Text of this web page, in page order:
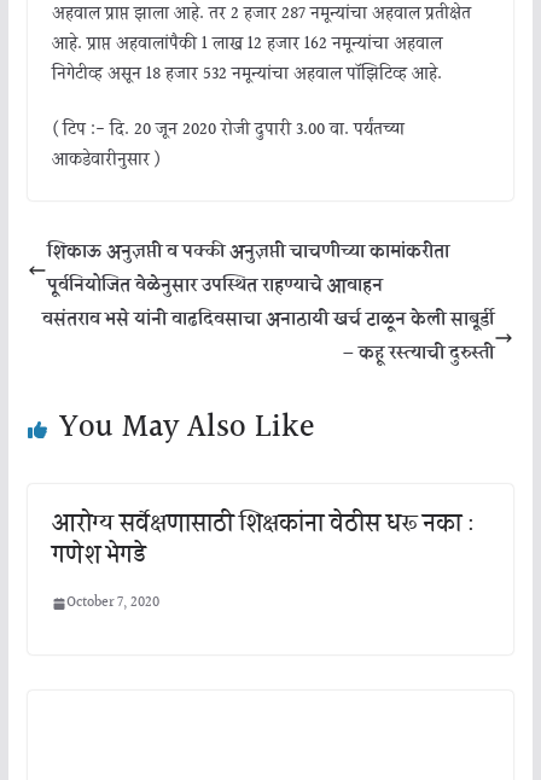
अहवाल प्राप्त झाला आहे. तर 2 हजार 287 नमून्यांचा अहवाल प्रतीक्षेत
आहे. प्राप्त अहवालांपैकी 1 लाख 12 हजार 162 नमून्यांचा अहवाल
निगेटीव्ह असून 18 हजार 532 नमून्यांचा अहवाल पॉझिटिव्ह आहे.
( टिप :- दि. 20 जून 2020 रोजी दुपारी 3.00 वा. पर्यंतच्या
आकडेवारीनुसार )
शिकाऊ अनुज्ञप्ती व पक्की अनुज्ञप्ती चाचणीच्या कामांकरीता
पूर्वनियोजित वेळेनुसार उपस्थित राहण्याचे आवाहन
वसंतराव भसे यांनी वाढदिवसाचा अनाठायी खर्च टाळून केली साबूर्डी
– कहू रस्त्याची दुरुस्ती
You May Also Like
आरोग्य सर्वेक्षणासाठी शिक्षकांना वेठीस धरू नका :
गणेश भेगडे
October 7, 2020